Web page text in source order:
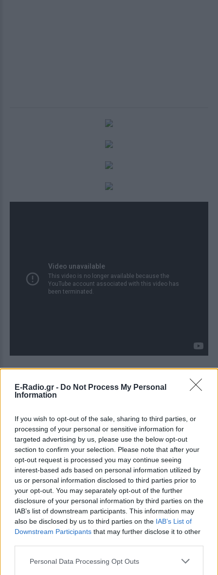
E-Radio.gr - Do Not Process My Personal
Information
If you wish to opt-out of the sale, sharing to third parties, or
processing of your personal or sensitive information for
targeted advertising by us, please use the below opt-out
section to confirm your selection. Please note that after your
opt-out request is processed you may continue seeing
interest-based ads based on personal information utilized by
us or personal information disclosed to third parties prior to
your opt-out. You may separately opt-out of the further
disclosure of your personal information by third parties on the
IAB’s list of downstream participants. This information may
also be disclosed by us to third parties on the IAB’s List of
Downstream Participants that may further disclose it to other
Personal Data Processing Opt Outs
ΔΙΑΦΗΜΙΣΗ